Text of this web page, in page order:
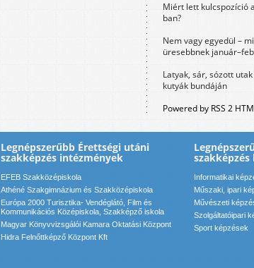
Miért lett kulcspozíció
ban?
Nem vagy egyedül –
üresebbnek
Latyak, sár, sózott
kutyák bundáján
Powered by RSS 2
Legnépszerűbb Érettségi utáni
szakképzés intézmények
EFEB Szakközépiskola
Athéné Szakgimnázium és Szakközépiskola
Európa 2000 Turisztika- Vendéglátó, Film és
Kommunikációs Középiskola, Szakképző iskola
Magyar Könyvvizsgálói Kamara Oktatási Központ
Hidra Felnőttképző Központ Kft
Informatikai
Műszaki, ipari
Művészeti
Szolgáltatóipari
Sport képzések